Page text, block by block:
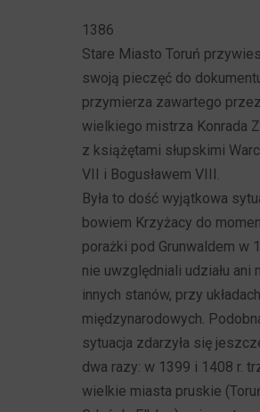
1386
Stare Miasto Toruń
swoją pieczęć do
przymierza zawartego przez
wielkiego mistrza Konrada
z książętami słupskimi
VII i Bogusławem VIII.
Była to dość wyjątkowa
bowiem Krzyżacy do
porażki pod Grunwaldem w
nie uwzględniali udziału ani
innych stanów, przy układach
międzynarodowych.
sytuacja zdarzyła się
dwa razy: w 1399 i 1408 r.
wielkie miasta pruskie